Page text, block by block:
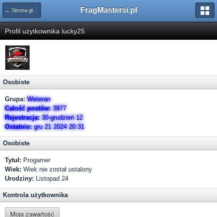
← Strona główna FragMastersi.pl
Profil użytkownika lucky25
Osobiste
Grupa: Weteran
Całość postów:3977
Rejestracja:30-grudzień 12
Ostatnio:gru 21 2024 20:31
Osobiste
Tytuł: Progamer
Wiek: Wiek nie został ustalony
Urodziny: Listopad 24
Kontrola użytkownika
Moja zawartość